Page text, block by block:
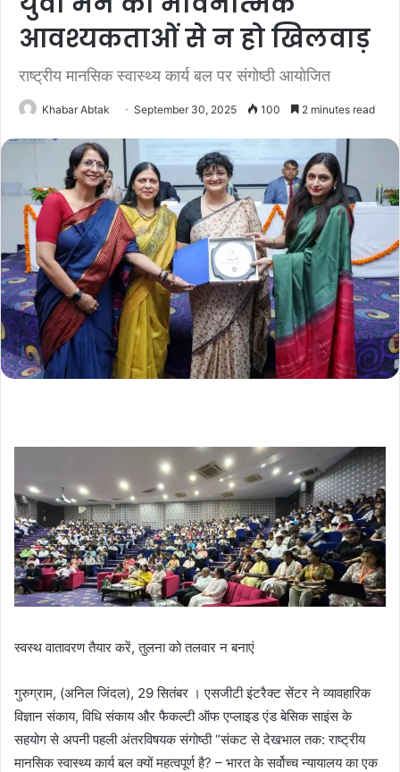
आवश्यकताओं से न हो खिलवाड़
राष्ट्रीय मानसिक स्वास्थ्य कार्य बल पर संगोष्ठी आयोजित
Khabar Abtak September 30, 2025 100 2 minutes read
स्वस्थ वातावरण तैयार करें, तुलना को तलवार न बनाएं
गुरुग्राम, (अनिल जिंदल), 29 सितंबर । एसजीटी इंटरैक्ट सेंटर ने व्यावहारिक
विज्ञान संकाय, विधि संकाय और फैकल्टी ऑफ एप्लाइड एंड बेसिक साइंस के
सहयोग से अपनी पहली अंतरविषयक संगोष्ठी “संकट से देखभाल तक: राष्ट्रीय
मानसिक स्वास्थ्य कार्य बल क्यों महत्वपूर्ण है? – भारत के सर्वोच्च न्यायालय का एक